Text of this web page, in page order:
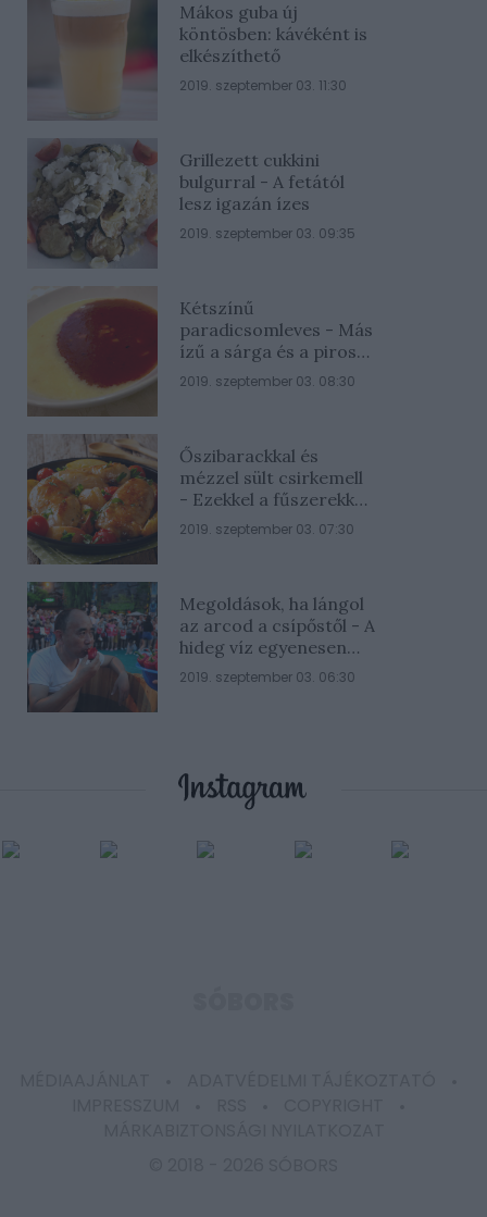
Mákos guba új
köntösben: kávéként is
elkészíthető
2019. szeptember 03. 11:30
Grillezett cukkini
bulgurral - A fetától
lesz igazán ízes
2019. szeptember 03. 09:35
Kétszínű
paradicsomleves - Más
ízű a sárga és a piros
rész
2019. szeptember 03. 08:30
Őszibarackkal és
mézzel sült csirkemell
- Ezekkel a fűszerekkel
lesz a legfinomabb
2019. szeptember 03. 07:30
Megoldások, ha lángol
az arcod a csípőstől - A
hideg víz egyenesen
rossz ötlet
2019. szeptember 03. 06:30